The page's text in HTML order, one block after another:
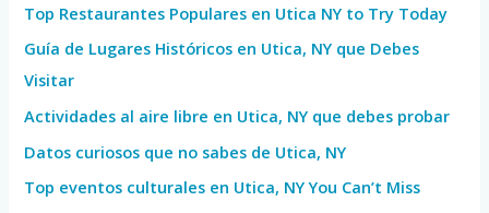
f
o
r
:
Top Restaurantes Populares en Utica NY to Try Today
Guía de Lugares Históricos en Utica, NY que Debes
Visitar
Actividades al aire libre en Utica, NY que debes probar
Datos curiosos que no sabes de Utica, NY
Top eventos culturales en Utica, NY You Can’t Miss